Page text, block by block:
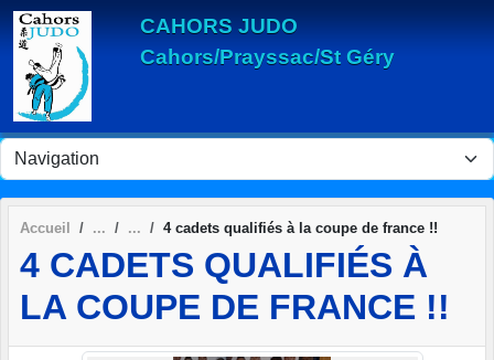
CAHORS JUDO
Cahors/Prayssac/St Géry
Accueil 4 cadets qualifiés à la coupe de france !!
4 CADETS QUALIFIÉS À
LA COUPE DE FRANCE !!
Panneau de gestion des cookies